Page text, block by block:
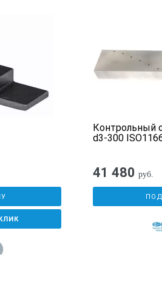
метрологической
для контроля гибов
24 мм.
по свойствам—тогда
Контрольный
d3-300
41 480 руб.